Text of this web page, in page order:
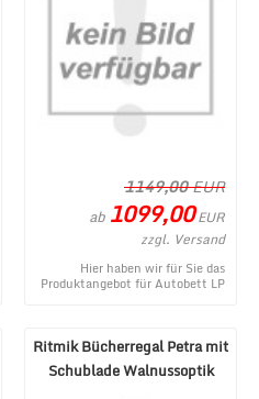
1149,00EUR
ab 1099,00EUR
zzgl. Versand
Hier haben wir für Sie das
Produktangebot für Autobett LP
Ritmik Bücherregal Petra mit
Schublade Walnussoptik